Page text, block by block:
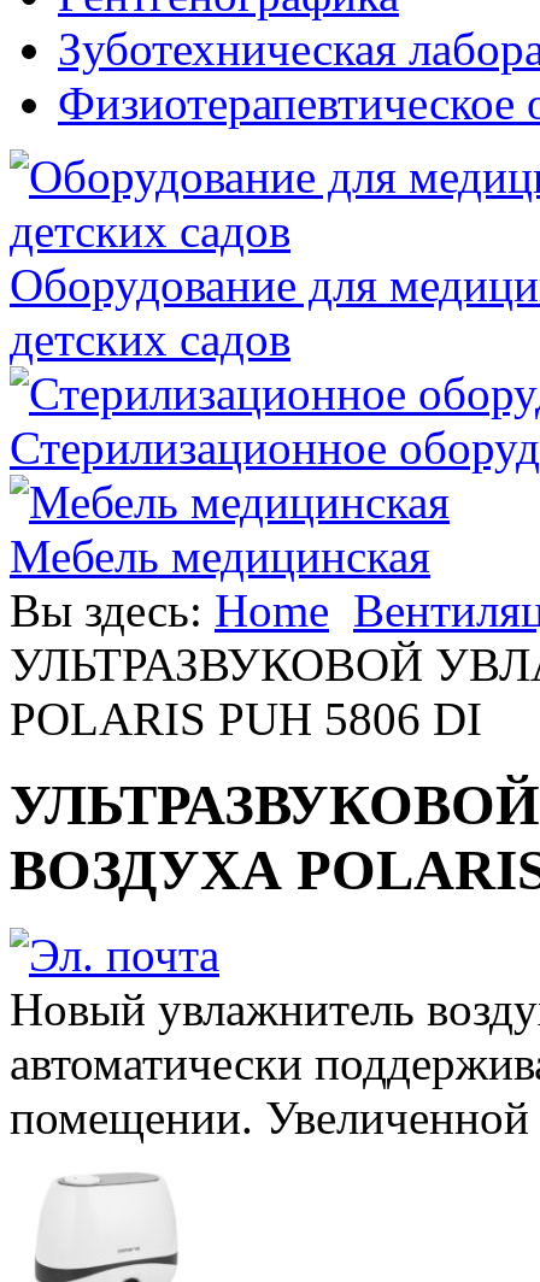
Зуботехническая
Физиотерапевтическое
Оборудование для
детских садов
Стерилизационное
Мебель медицинская
Вы здесь: Home
УЛЬТРАЗВУКОВОЙ
POLARIS PUH 5806 DI
ВОЗДУХА
Новый увлажнитель
автоматически
помещении. Увеличенной